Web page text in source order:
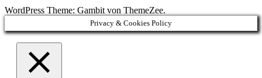
WordPress Theme: Gambit von ThemeZee.
Privacy & Cookies Policy